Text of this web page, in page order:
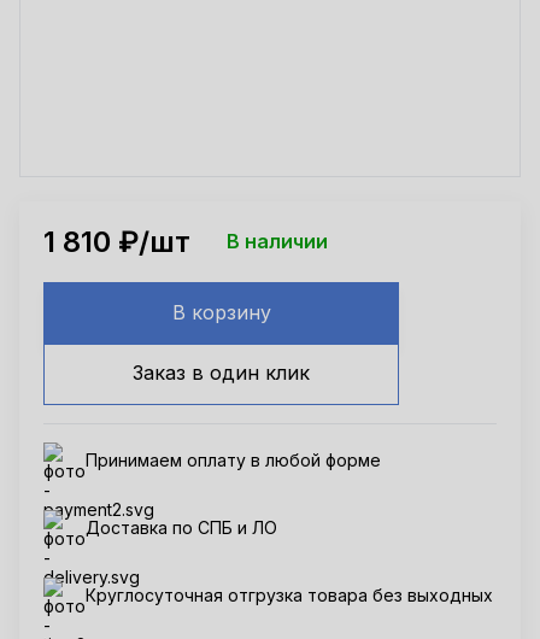
1 810 ₽/шт В наличии
В корзину
Заказ в один клик
Принимаем оплату в любой форме
Доставка по СПБ и ЛО
Круглосуточная отгрузка товара без выходных